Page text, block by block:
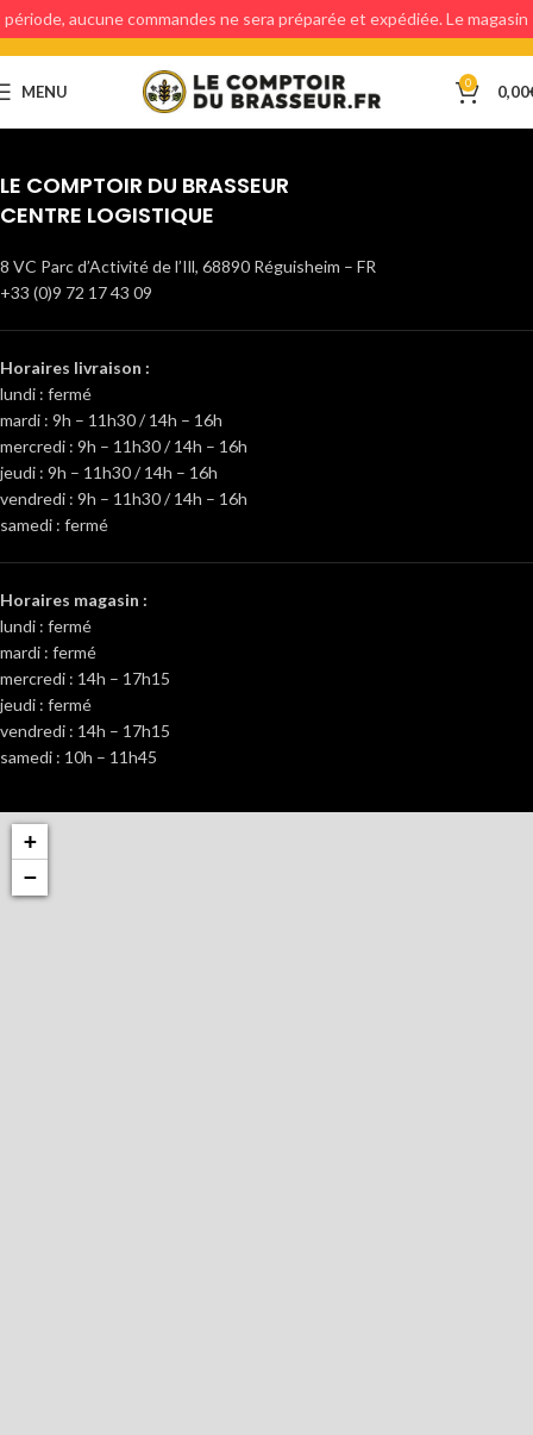
MENU 0 0,00
LE COMPTOIR DU BRASSEUR
CENTRE LOGISTIQUE
8 VC Parc d’Activité de l’Ill, 68890 Réguisheim – FR
+33 (0)9 72 17 43 09
Horaires livraison :
lundi : fermé
mardi : 9h – 11h30 / 14h – 16h
mercredi : 9h – 11h30 / 14h – 16h
jeudi : 9h – 11h30 / 14h – 16h
vendredi : 9h – 11h30 / 14h – 16h
samedi : fermé
Horaires magasin :
lundi : fermé
mardi : fermé
mercredi : 14h – 17h15
jeudi : fermé
vendredi : 14h – 17h15
samedi : 10h – 11h45
+
−
période, aucune commandes ne sera préparée et expédiée. Le magasin
étant fermé, aucun retraits en magasin ne sera possible.